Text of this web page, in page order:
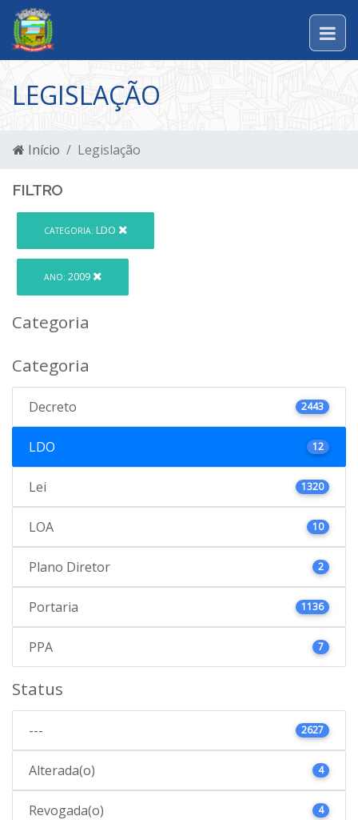
LEGISLAÇÃO
Início Legislação
FILTRO
CATEGORIA: LDO
ANO: 2009
Categoria
Categoria
Decreto 2443
LDO 12
Lei 1320
LOA 10
Plano Diretor 2
Portaria 1136
PPA 7
Status
--- 2627
Alterada(o) 4
Revogada(o) 4